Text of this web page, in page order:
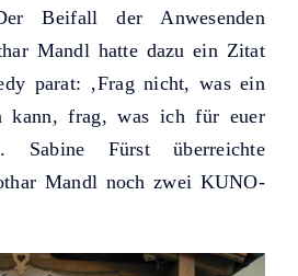
Beifall der Anwesenden
Mandl hatte dazu ein Zitat
parat: ‚Frag nicht, was ein
kann, frag, was ich für euer
Sabine Fürst überreichte
Mandl noch zwei KUNO-